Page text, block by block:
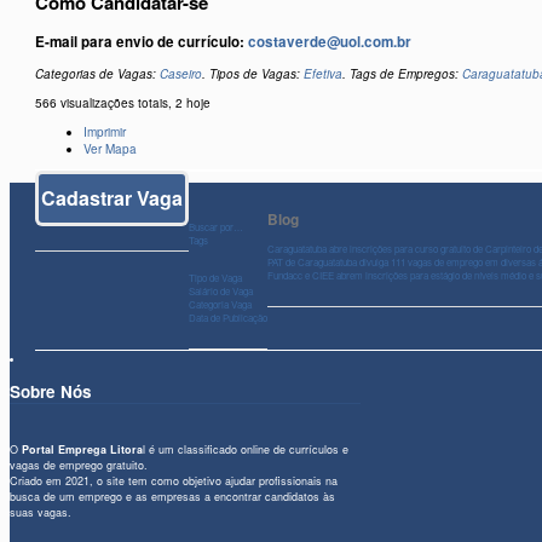
E-mail para envio de currículo: costaverde@uol.com.br
Categorias de Vagas: Caseiro. Tipos de Vagas: Efetiva. Tags de Empregos:
566 visualizações totais, 2 hoje
Imprimir
Ver Mapa
Cadastrar Vaga
Buscar por…
Tags
Tipo de Vaga
Salário de Vaga
Categoria Vaga
Data de Publicação
Blog
Caraguatatuba abre inscrições para curso gratuito de Carpinteiro
PAT de Caraguatatuba divulga 111 vagas de emprego em diversas
Fundacc e CIEE abrem inscrições para estágio de níveis médio e
Sobre Nós
O Portal Emprega Litoral é um classificado online de currículos e
vagas de emprego gratuito.
Criado em 2021, o site tem como objetivo ajudar profissionais na
busca de um emprego e as empresas a encontrar candidatos às
suas vagas.